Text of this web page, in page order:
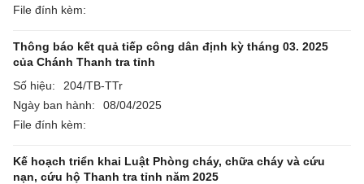
File đính kèm:
Thông báo kết quả tiếp công dân định kỳ tháng 03. 2025
của Chánh Thanh tra tỉnh
Số hiệu:
204/TB-TTr
Ngày ban hành:
08/04/2025
File đính kèm:
Kế hoạch triển khai Luật Phòng cháy, chữa cháy và cứu
nạn, cứu hộ Thanh tra tỉnh năm 2025